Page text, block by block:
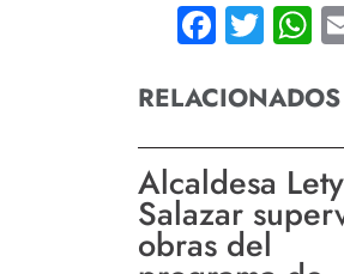
RELACIONADOS
Alcaldesa Lety
Salazar
obras del